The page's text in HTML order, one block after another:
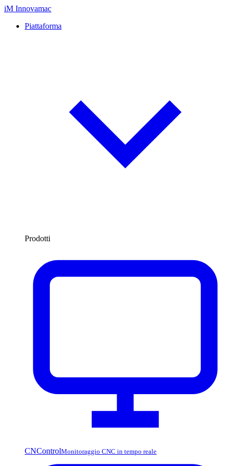
iM Innovamac
Piattaforma
Prodotti
CNControlMonitoraggio CNC in tempo reale